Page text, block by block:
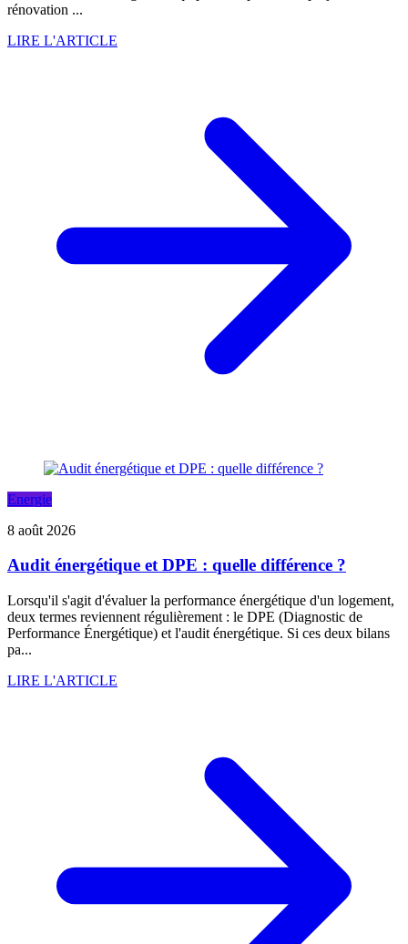
rénovation ...
LIRE L'ARTICLE
Energie
8 août 2026
Audit énergétique et DPE : quelle différence ?
Lorsqu'il s'agit d'évaluer la performance énergétique d'un logement,
deux termes reviennent régulièrement : le DPE (Diagnostic de
Performance Énergétique) et l'audit énergétique. Si ces deux bilans
pa...
LIRE L'ARTICLE